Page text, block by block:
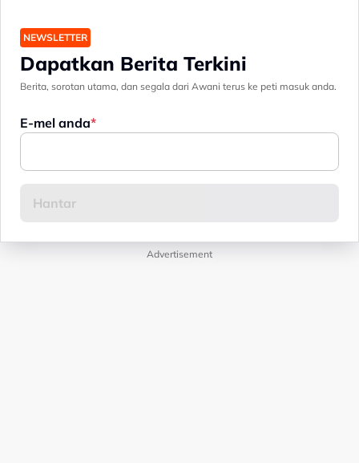
NEWSLETTER
Dapatkan Berita Terkini
Berita, sorotan utama, dan segala dari Awani terus ke peti masuk anda.
E-mel anda
Advertisement